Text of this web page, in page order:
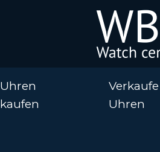
Uhren
kaufen
Verkaufe
Uhren